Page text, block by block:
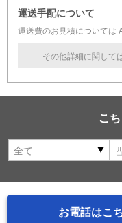
運送手配について
運送費のお見積については
その他詳細に関しては
こ
お電話はこ